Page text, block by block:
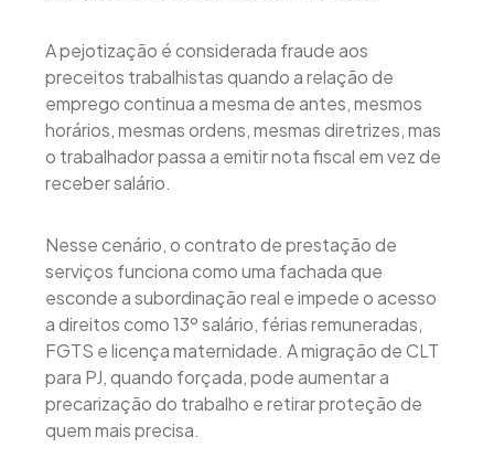
A pejotização é considerada fraude aos
preceitos trabalhistas quando a relação de
emprego continua a mesma de antes, mesmos
horários, mesmas ordens, mesmas diretrizes, mas
o trabalhador passa a emitir nota fiscal em vez de
receber salário.
Nesse cenário, o contrato de prestação de
serviços funciona como uma fachada que
esconde a subordinação real e impede o acesso
a direitos como 13º salário, férias remuneradas,
FGTS e licença maternidade. A migração de CLT
para PJ, quando forçada, pode aumentar a
precarização do trabalho e retirar proteção de
quem mais precisa.